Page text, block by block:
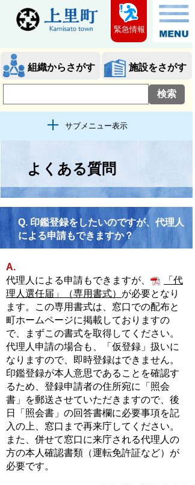
組織からさがす 施設をさがす
サブメニュー表示
緊急情報
よくある質問
Q. 印鑑登録をしたいのですが、代理人
による申請もできますか？
A.
代理人による申請もできますが、
「代
理人選任届」（専用書式） が必要となり
ます。この専用書式は、窓口での配布と
町ホームページに掲載しておりますの
で、まずこの書式を取得してください。
代理人申請の場合も、「仮登録」扱いに
なりますので、即時登録はできません。
印鑑登録が本人意思であることを確認す
るため、登録申請者の住所宛に「照会
書」を郵送させていただきますので、後
日「照会書」の回答書欄に必要事項を記
入の上、窓口まで再来庁してください。
また、併せて窓口に来庁される代理人の
方の本人確認書類（運転免許証など）が
必要です。